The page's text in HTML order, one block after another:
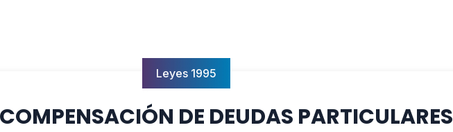
Leyes 1995
DE DEUDAS PARTICULARES